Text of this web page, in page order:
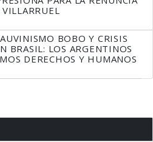
VILLARRUEL
BOBO Y CRISIS
BRASIL: LOS ARGENTINOS
DERECHOS Y HUMANOS